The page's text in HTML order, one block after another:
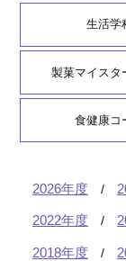
生活学
製菓マイスタ
食健康コ
2026年度
2022年度
2018年度